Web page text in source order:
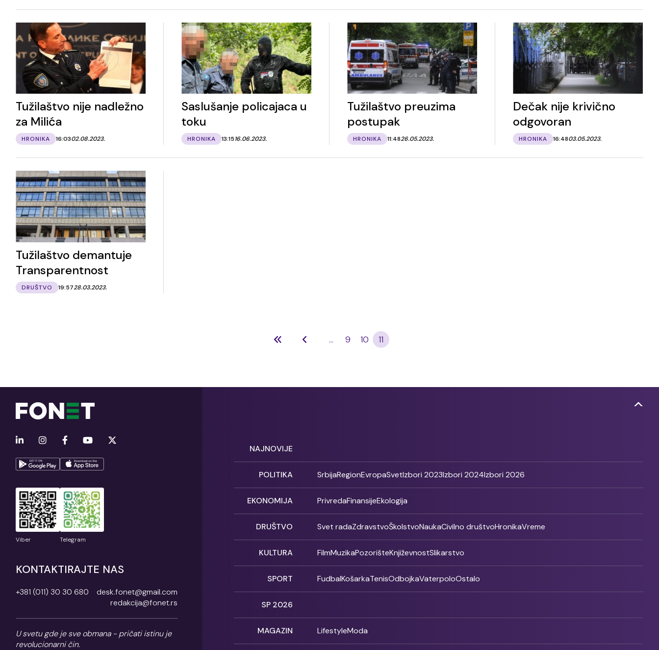
Tužilaštvo nije nadležno
za Milića
HRONIKA 16:0302.08.2023.
Saslušanje policajaca u
toku
HRONIKA 13:1516.06.2023.
Tužilaštvo preuzima
postupak
HRONIKA 11:4826.05.2023.
Dečak nije krivično
odgovoran
HRONIKA 16:4803.05.2023.
Tužilaštvo demantuje
Transparentnost
DRUŠTVO 19:5728.03.2023.
... 9 10 11
Viber Telegram
KONTAKTIRAJTE NAS
+381 (011) 30 30 680
desk.fonet@gmail.com
redakcija@fonet.rs
U svetu gde je sve obmana - pričati istinu je
revolucionarni čin.
NAJNOVIJE
POLITIKA SrbijaRegionEvropaSvetIzbori 2023Izbori 2024Izbori 2026
EKONOMIJA PrivredaFinansijeEkologija
DRUŠTVO Svet radaZdravstvoŠkolstvoNaukaCivilno društvoHronikaVreme
KULTURA FilmMuzikaPozorišteKnjiževnostSlikarstvo
SPORT FudbalKošarkaTenisOdbojkaVaterpoloOstalo
SP 2026
MAGAZIN LifestyleModa